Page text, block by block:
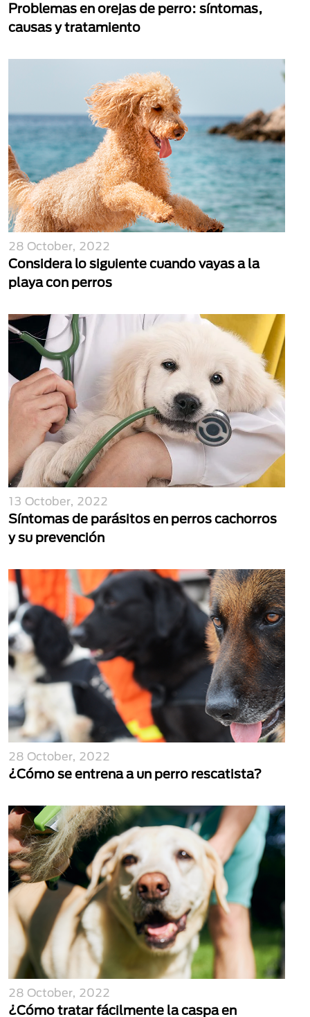
Problemas en orejas de perro: síntomas,
causas y tratamiento
28 October, 2022
Considera lo siguiente cuando vayas a la
playa con perros
13 October, 2022
Síntomas de parásitos en perros cachorros
y su prevención
28 October, 2022
¿Cómo se entrena a un perro rescatista?
28 October, 2022
¿Cómo tratar fácilmente la caspa en